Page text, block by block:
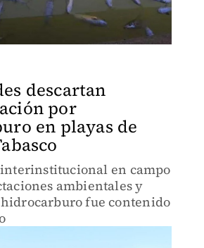
descartan
por
en playas de
en campo
ambientales y
fue contenido